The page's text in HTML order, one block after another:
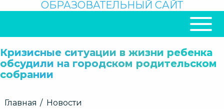
ОБРАЗОВАТЕЛЬНЫЙ САЙТ
НАВИГАЦИЯ
Кризисные ситуации в жизни ребенка
обсудили на городском родительском
собрании
Строка
Главная
Новости